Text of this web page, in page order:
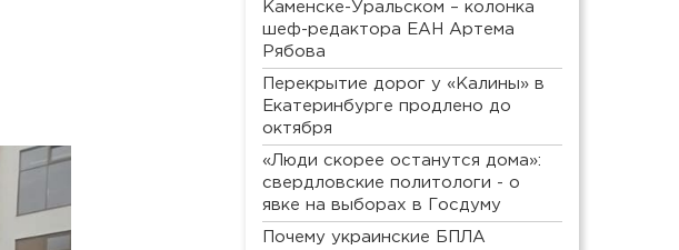
Каменске-Уральском – колонка
шеф-редактора ЕАН Артема
Рябова
Перекрытие дорог у «Калины» в
Екатеринбурге продлено до
октября
«Люди скорее останутся дома»:
свердловские политологи - о
явке на выборах в Госдуму
Почему украинские БПЛА